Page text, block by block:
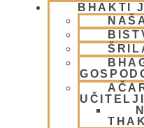
BHAKTI
NEDELJSKO
LJUBLJANA
OGNJENO
VSAKO SOBOTO